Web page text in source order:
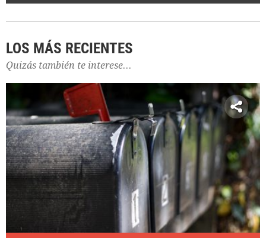
LOS MÁS RECIENTES
Quizás también te interese...